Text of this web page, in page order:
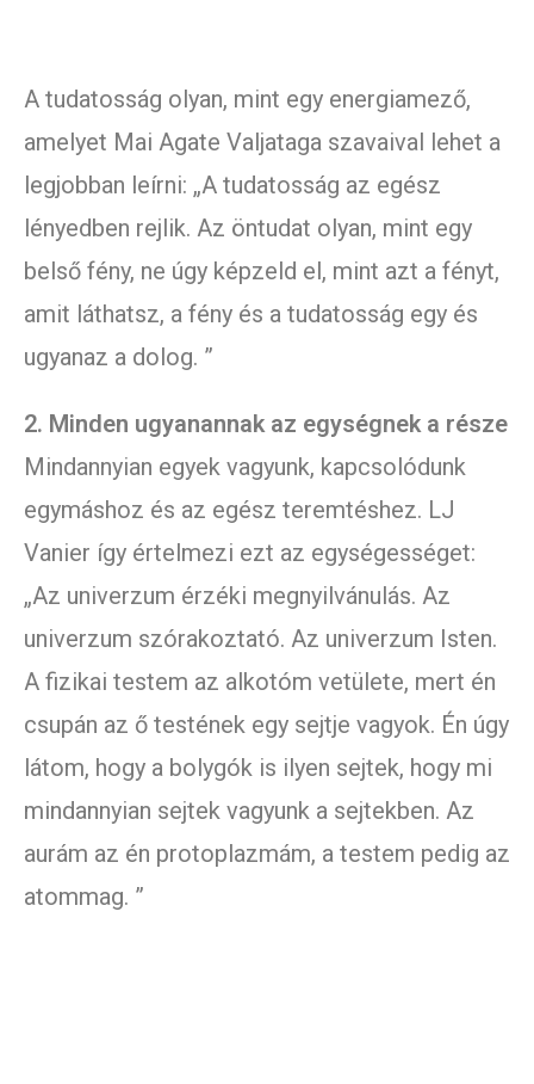
A tudatosság olyan, mint egy energiamező,
amelyet Mai Agate Valjataga szavaival lehet a
legjobban leírni: „A tudatosság az egész
lényedben rejlik. Az öntudat olyan, mint egy
belső fény, ne úgy képzeld el, mint azt a fényt,
amit láthatsz, a fény és a tudatosság egy és
ugyanaz a dolog. ”
2. Minden ugyanannak az egységnek a része
Mindannyian egyek vagyunk, kapcsolódunk
egymáshoz és az egész teremtéshez. LJ
Vanier így értelmezi ezt az egységességet:
„Az univerzum érzéki megnyilvánulás. Az
univerzum szórakoztató. Az univerzum Isten.
A fizikai testem az alkotóm vetülete, mert én
csupán az ő testének egy sejtje vagyok. Én úgy
látom, hogy a bolygók is ilyen sejtek, hogy mi
mindannyian sejtek vagyunk a sejtekben. Az
aurám az én protoplazmám, a testem pedig az
atommag. ”